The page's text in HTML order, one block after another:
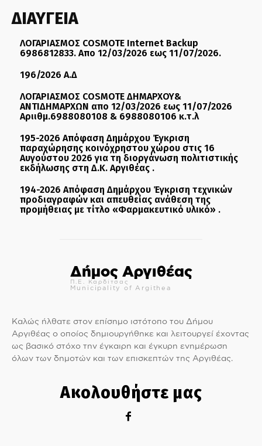
ΔΙΑΥΓΕΙΑ
ΛΟΓΑΡΙΑΣΜΟΣ COSMOTE Internet Backup
6986812833. Απο 12/03/2026 εως 11/07/2026.
196/2026 Α.Δ
ΛΟΓΑΡΙΑΣΜΟΣ COSMOTE ΔΗΜΑΡΧΟΥ&
ΑΝΤΙΔΗΜΑΡΧΩΝ απο 12/03/2026 εως 11/07/2026
Αριιθμ.6988080108 & 6988080106 κ.τ.λ
195-2026 Απόφαση Δημάρχου Έγκριση
παραχώρησης κοινόχρηστου χώρου στις 16
Αυγούστου 2026 για τη διοργάνωση πολιτιστικής
εκδήλωσης στη Δ.Κ. Αργιθέας .
194-2026 Απόφαση Δημάρχου Έγκριση τεχνικών
προδιαγραφών και απευθείας ανάθεση της
προμήθειας με τίτλο «Φαρμακευτικό υλικό» .
Δήμος Αργιθέας
Π.Ε. Καρδίτσας
Municipality of Argithea
Καλώς ήλθατε στον επίσημο ιστότοπο του Δήμου
Αργιθέας ο οποίος δημιουργήθηκε και λειτουργεί έχοντας
ως βασικό στόχο την έγκαιρη και έγκυρη ενημέρωση
όλων των δημοτών και των επισκεπτών της Αργιθέας.
Ακολουθήστε μας